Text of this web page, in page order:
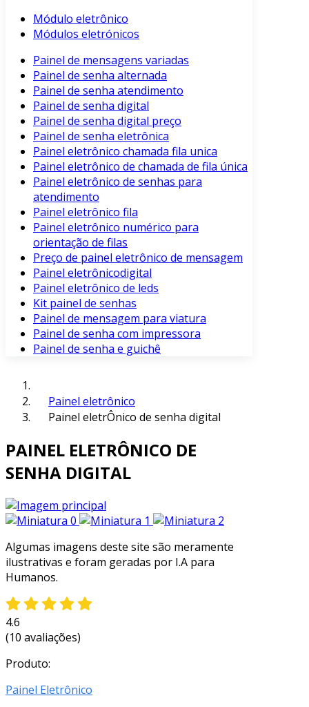
Módulo eletrônico
Módulos eletrónicos
Painel de mensagens variadas
Painel de senha alternada
Painel de senha atendimento
Painel de senha digital
Painel de senha digital preço
Painel de senha eletrônica
Painel eletrônico chamada fila unica
Painel eletrônico de chamada de fila única
Painel eletrônico de senhas para
atendimento
Painel eletrônico fila
Painel eletrônico numérico para
orientação de filas
Preço de painel eletrônico de mensagem
Painel eletrônicodigital
Painel eletrônico de leds
Kit painel de senhas
Painel de mensagem para viatura
Painel de senha com impressora
Painel de senha e guichê
Painel eletrônico
Painel eletrÔnico de senha digital
PAINEL ELETRÔNICO DE
SENHA DIGITAL
Algumas imagens deste site são meramente
ilustrativas e foram geradas por I.A para
Humanos.
4.6
(10 avaliações)
Produto:
Painel Eletrônico